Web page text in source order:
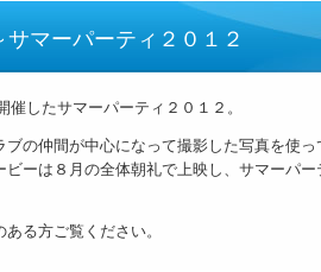
サマーパーティ２０１２
したサマーパーティ２０１２。
の仲間が中心になって撮影した写真を使
ーは８月の全体朝礼で上映し、サマーパ
る方ご覧ください。